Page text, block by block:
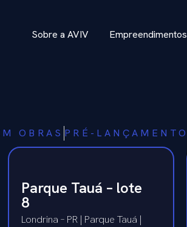
Sobre a AVIV Empreendimentos
OBRAS PRÉ-LANÇAMENTO
Parque Tauá – lote
8
Londrina – PR | Parque Tauá |